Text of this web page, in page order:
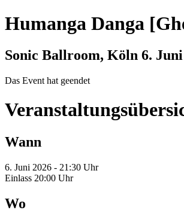
Humanga Danga
Sonic Ballroom, Köln 6. Juni
Das Event hat geendet
Wann
6. Juni 2026 - 21:30 Uhr
Einlass 20:00 Uhr
Wo